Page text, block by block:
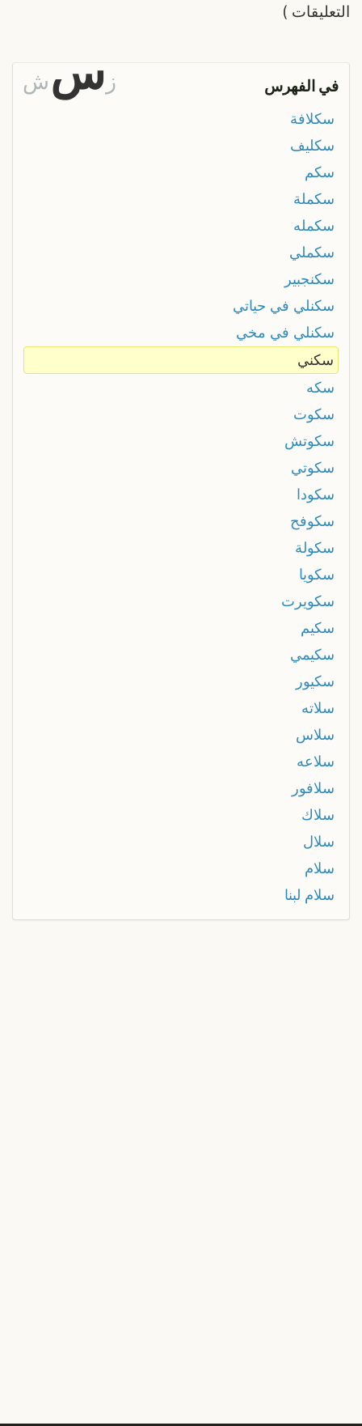
التعليقات )
في الفهرس ز سش
سكلافة
سكليف
سكم
سكملة
سكمله
سكملي
سكنجبير
سكنلي في حياتي
سكنلي في مخي
سكني
سكه
سكوت
سكوتش
سكوتي
سكودا
سكوفح
سكولة
سكويا
سكويرت
سكيم
سكيمي
سكيور
سلاته
سلاس
سلاعه
سلافور
سلاك
سلال
سلام
سلام لبنا